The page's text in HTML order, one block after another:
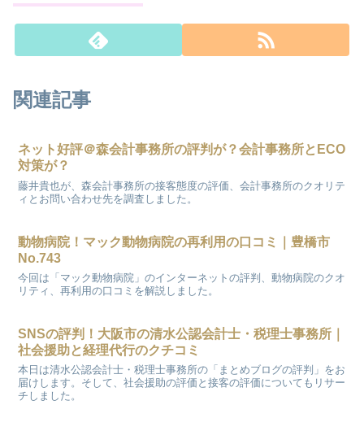
関連記事
ネット好評＠森会計事務所の評判が？会計事務所とECO
対策が？
藤井貴也が、森会計事務所の接客態度の評価、会計事務所のクオリテ
ィとお問い合わせ先を調査しました。
動物病院！マック動物病院の再利用の口コミ｜豊橋市
No.743
今回は「マック動物病院」のインターネットの評判、動物病院のクオ
リティ、再利用の口コミを解説しました。
SNSの評判！大阪市の清水公認会計士・税理士事務所｜
社会援助と経理代行のクチコミ
本日は清水公認会計士・税理士事務所の「まとめブログの評判」をお
届けします。そして、社会援助の評価と接客の評価についてもリサー
チしました。